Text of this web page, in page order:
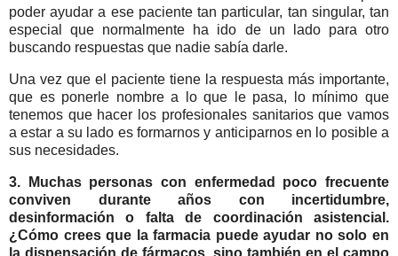
poder ayudar a ese paciente tan particular, tan singular, tan
especial que normalmente ha ido de un lado para otro
buscando respuestas que nadie sabía darle.
Una vez que el paciente tiene la respuesta más importante,
que es ponerle nombre a lo que le pasa, lo mínimo que
tenemos que hacer los profesionales sanitarios que vamos
a estar a su lado es formarnos y anticiparnos en lo posible a
sus necesidades.
3. Muchas personas con enfermedad poco frecuente
conviven durante años con incertidumbre,
desinformación o falta de coordinación asistencial.
¿Cómo crees que la farmacia puede ayudar no solo en
la dispensación de fármacos, sino también en el campo